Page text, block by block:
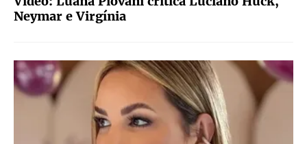
Neymar e Virgínia